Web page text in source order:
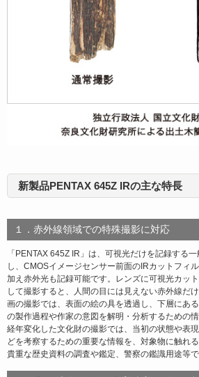
新製品PENTAX 645Z IRの主な特長
１．赤外線領域での特殊撮影に対応
「PENTAX 645Z IR」は、可視光だけを記録する
し、CMOSイメージセンサー前面のIRカットフィ
加え赤外光も記録可能です。レンズに可視光カッ
して撮影すると、人間の目には見えない赤外線だ
画の撮影では、表面の絵の具を透過し、下層にあ
の製作過程や作家の意図を解明・分析するための
経年変化した文化財の撮影では、当初の状態や表
どを考察するための重要な情報を、対象物に触れ
貴重な歴史資料の調査や鑑定、警察の鑑識用途等